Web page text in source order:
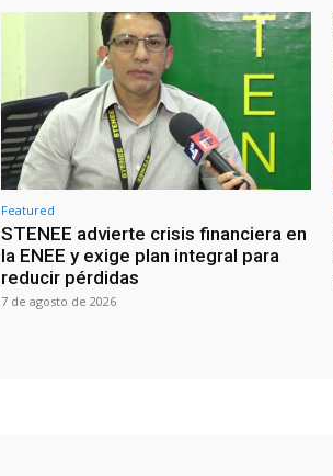
Featured
STENEE advierte crisis financiera en
la ENEE y exige plan integral para
reducir pérdidas
7 de agosto de 2026